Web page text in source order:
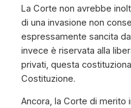
La Corte non avrebbe
di una invasione non
espressamente sancita
invece è riservata alla
privati, questa
Costituzione.
Ancora, la Corte di merito